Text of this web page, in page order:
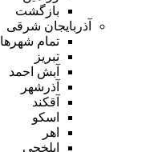
بازگشت
آذربایجان شرقی
تمام شهر‌ها
تبریز
آبش احمد
آذرشهر
آقکند
اسکو
اهر
ایلخچی